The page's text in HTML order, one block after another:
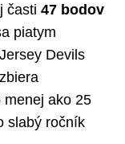
časti 47 bodov
piatym
Devils
ako 25
slabý ročník